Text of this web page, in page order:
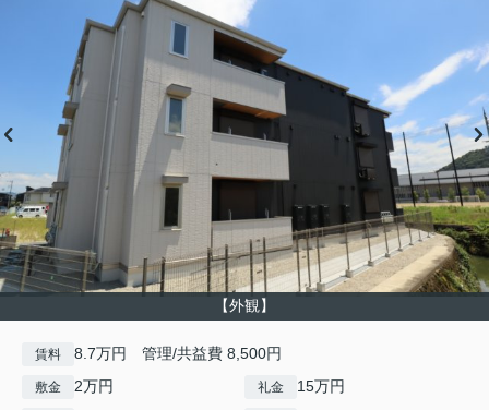
【外観】
賃料 8.7万円 管理/共益費 8,500円
敷金 2万円 礼金 15万円